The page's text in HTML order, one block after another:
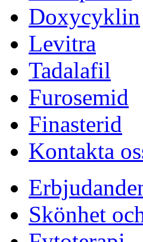
Doxycyklin
Levitra
Tadalafil
Furosemid
Finasterid
Kontakta
Skönhet